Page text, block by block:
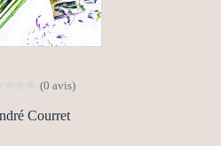
(0 avis)
Courret